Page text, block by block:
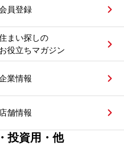
員登録
まい探しの
お役立ちマガジン
業情報
店舗情報
投資用・他